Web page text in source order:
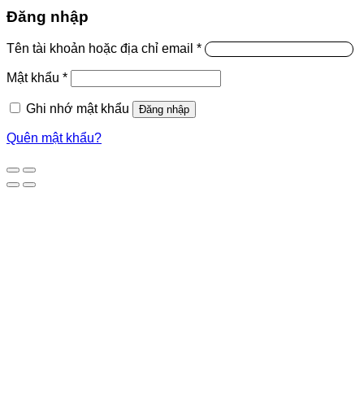
Đăng nhập
Tên tài khoản hoặc địa chỉ email *
Mật khẩu *
Ghi nhớ mật khẩu Đăng nhập
Quên mật khẩu?